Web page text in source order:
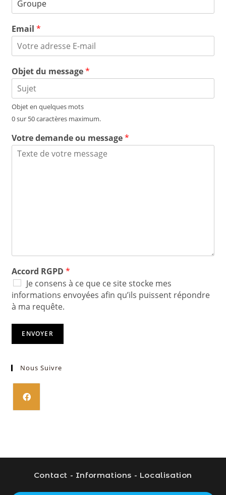
Email*
Objet du message*
Objet en quelques mots
0 sur 50 caractères maximum.
Votre demande ou message*
Accord RGPD*
Je consens à ce que ce site stocke mes
informations envoyées afin qu’ils puissent répondre
à ma requête.
ENVOYER
Nous Suivre
Contact - Informations - Localisation